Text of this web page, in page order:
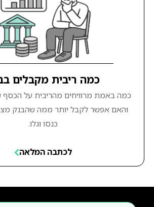
כמה ריבית מקבלים
כמה באמת מרוויחים מהריבית על
והאם אפשר לקבל יותר ממה שהבנק
כנסו וגלו.
לכתבה המלאה